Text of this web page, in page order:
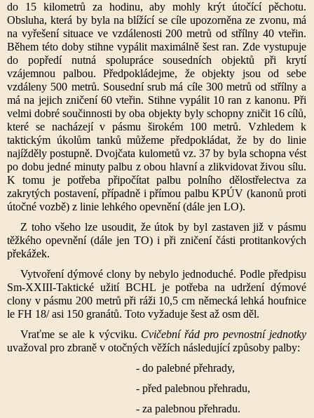
do 15 kilometrů za hodinu, aby mohly krýt útočící pěchotu.
Obsluha, která by byla na blížící se cíle upozorněna ze zvonu, má
na vyřešení situace ve vzdálenosti 200 metrů od střílny 40 vteřin.
Během této doby stihne vypálit maximálně šest ran. Zde vystupuje
do popředí nutná spolupráce sousedních objektů při krytí
vzájemnou palbou. Předpokládejme, že objekty jsou od sebe
vzdáleny 500 metrů. Sousední srub má cíle 300 metrů od střílny a
má na jejich zničení 60 vteřin. Stihne vypálit 10 ran z kanonu. Při
velmi dobré součinnosti by oba objekty byly schopny zničit 16 cílů,
které se nacházejí v pásmu širokém 100 metrů. Vzhledem k
taktickým úkolům tanků můžeme předpokládat, že by do linie
najížděly postupně. Dvojčata kulometů vz. 37 by byla schopna vést
po dobu jedné minuty palbu z obou hlavní a zlikvidovat živou sílu.
K tomu je potřeba připočítat palbu polního dělostřelectva za
zakrytých postavení, případně i přímou palbu KPÚV (kanonů proti
útočné vozbě) z linie lehkého opevnění (dále jen LO).
Z toho všeho lze usoudit, že útok by byl zastaven již v pásmu
těžkého opevnění (dále jen TO) i při zničení části protitankových
překážek.
Vytvoření dýmové clony by nebylo jednoduché. Podle předpisu
Sm-XXIII-Taktické užití BCHL je potřeba na udržení dýmové
clony v pásmu 200 metrů při ráži 10,5 cm německá lehká houfnice
le FH 18/ asi 150 granátů. Toto vyžaduje šest až osm děl.
Vraťme se ale k výcviku. Cvičební řád pro pevnostní jednotky
uvažoval pro zbraně v otočných věžích následující způsoby palby:
- do palebné přehrady,
- před palebnou přehradu,
- za palebnou přehradu.